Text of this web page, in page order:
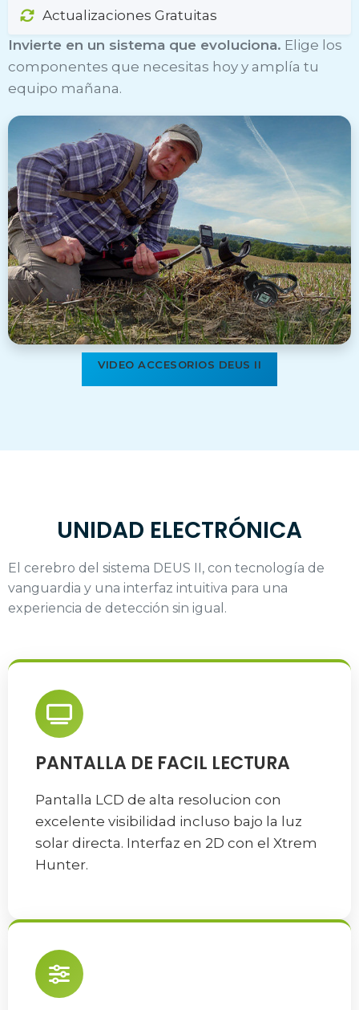
Actualizaciones Gratuitas
Invierte en un sistema que evoluciona. Elige los
componentes que necesitas hoy y amplía tu
equipo mañana.
VIDEO ACCESORIOS DEUS II
UNIDAD ELECTRÓNICA
El cerebro del sistema DEUS II, con tecnología de
vanguardia y una interfaz intuitiva para una
experiencia de detección sin igual.
PANTALLA DE FACIL LECTURA
Pantalla LCD de alta resolucion con
excelente visibilidad incluso bajo la luz
solar directa. Interfaz en 2D con el Xtrem
Hunter.